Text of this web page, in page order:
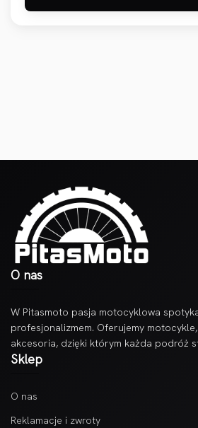
O nas
W Pitasmoto pasja motocyklowa
profesjonalizmem. Oferujemy
akcesoria, dzięki którym każda podróż
Sklep
O nas
Reklamacje i zwroty